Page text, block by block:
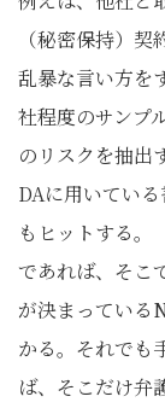
（秘密保持）契
乱暴な言い方を
社程度のサンプ
のリスクを抽出
DAに用いてい
もヒットする。
であれば、そこ
が決まっている
かる。それでも
ば、そこだけ弁